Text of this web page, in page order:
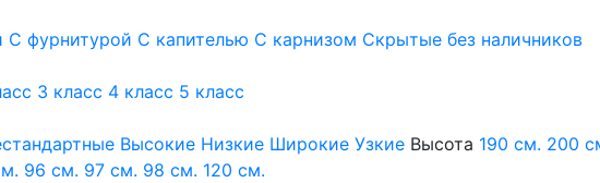
С фурнитурой С капителью С карнизом Скрытые без наличников
3 класс 4 класс 5 класс
Высокие Низкие Широкие Узкие Высота 190 см. 200
96 см. 97 см. 98 см. 120 см.